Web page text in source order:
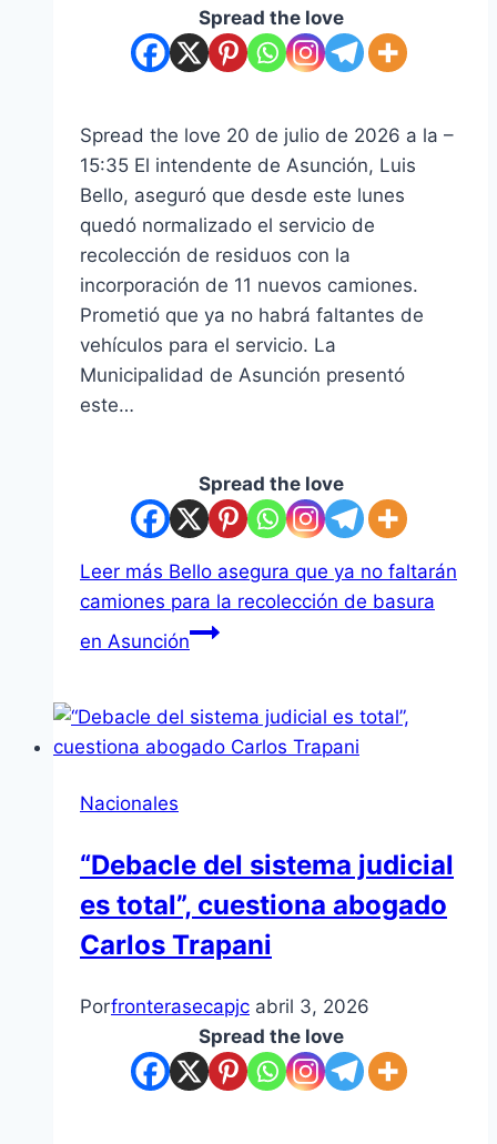
Spread the love
Spread the love 20 de julio de 2026 a la –
15:35 El intendente de Asunción, Luis
Bello, aseguró que desde este lunes
quedó normalizado el servicio de
recolección de residuos con la
incorporación de 11 nuevos camiones.
Prometió que ya no habrá faltantes de
vehículos para el servicio. La
Municipalidad de Asunción presentó
este…
Spread the love
Leer más Bello asegura que ya no faltarán
camiones para la recolección de basura
en Asunción
Nacionales
“Debacle del sistema judicial
es total”, cuestiona abogado
Carlos Trapani
Porfronterasecapjc abril 3, 2026
Spread the love